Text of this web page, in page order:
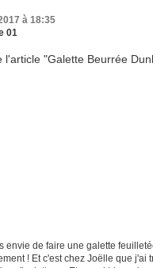
à 18:35
01
envie de faire une galette
! Et c'est chez Joëlle que j'ai